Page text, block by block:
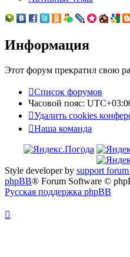
Информация
Этот форум прекратил свою
Список форумов
Часовой пояс:
Удалить cookies
Наша команда
Style developer by support
phpBB® Forum Software ©
Русская поддержка phpBB